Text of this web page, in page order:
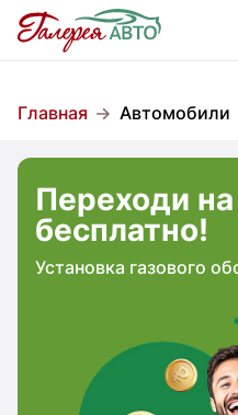
Главная Автомобили
Переходи на
бесплатно!
Установка газового